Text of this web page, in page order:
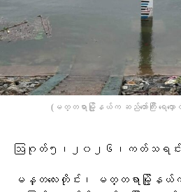
(မတ္တရာမြို့နယ်က ဆည်တော်ကြီး ရေ
ဩဂုတ်၅၊၂၀၂၆၊ကတ်သရင်း/
မန္တလေးတိုင်း၊ မတ္တရာမြို့နယ်က